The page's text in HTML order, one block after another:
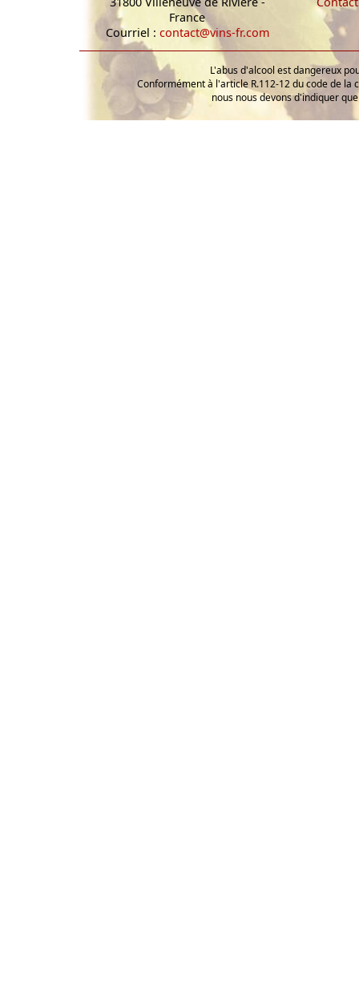
France
Courriel : contact@vins-fr.com
L'abus d'alcool est dangereux
Conformément à l'article R.112-12 du code de la
nous nous devons d'indiquer